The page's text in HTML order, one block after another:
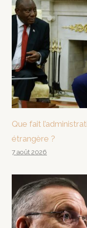
Que fait
étrangère ?
7 août 2026